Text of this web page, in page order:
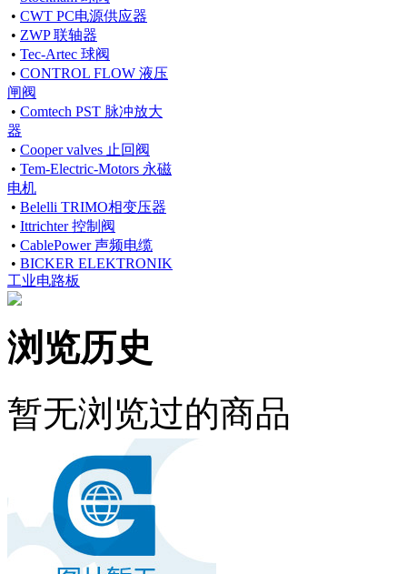
• CWT PC电源供应器
• ZWP 联轴器
• Tec-Artec 球阀
• CONTROL FLOW 液压
闸阀
• Comtech PST 脉冲放大
器
• Cooper valves 止回阀
• Tem-Electric-Motors 永磁
电机
• Belelli TRIMO相变压器
• Ittrichter 控制阀
• CablePower 声频电缆
• BICKER ELEKTRONIK
工业电路板
浏览历史
暂无浏览过的商品